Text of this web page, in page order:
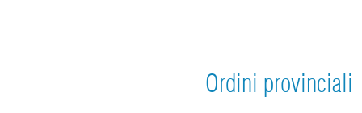
Ordini provinciali